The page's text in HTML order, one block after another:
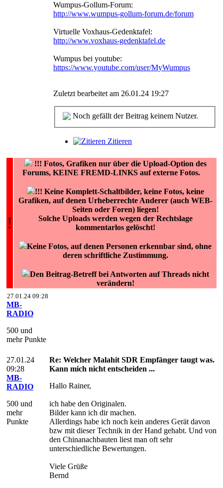
Wumpus-Gollum-Forum:
http://www.wumpus-gollum-forum.de/forum
Virtuelle Voxhaus-Gedenktafel:
http://www.voxhaus-gedenktafel.de
Wumpus bei youtube:
https://www.youtube.com/user/MyWumpus
Zuletzt bearbeitet am 26.01.24 19:27
Noch gefällt der Beitrag keinem Nutzer.
Zitieren
!
!!! Fotos, Grafiken nur über die Upload-Option des
Forums, KEINE FREMD-LINKS auf externe Fotos.
!!! Keine Komplett-Schaltbilder, keine Fotos, keine
Grafiken, auf denen Urheberrechte Anderer (auch WEB-
Seiten oder Foren) liegen!
Solche Uploads werden wegen der Rechtslage
kommentarlos gelöscht!
Keine Fotos, auf denen Personen erkennbar sind, ohne
deren schriftliche Zustimmung.
Den Beitrag-Betreff bei Antworten auf Threads nicht
verändern!
27.01.24 09:28
MB-
RADIO
500 und
mehr Punkte
27.01.24
09:28
MB-
RADIO
500 und
mehr
Punkte
Re: Welcher Malahit SDR Empfänger taugt was.
Kann mich nicht entscheiden ...
Hallo Rainer,
ich habe den Originalen.
Bilder kann ich dir machen.
Allerdings habe ich noch kein anderes Gerät davon
bzw mit dieser Technik in der Hand gehabt. Und von
den Chinanachbauten liest man oft sehr
unterschiedliche Bewertungen.
Viele Grüße
Bernd